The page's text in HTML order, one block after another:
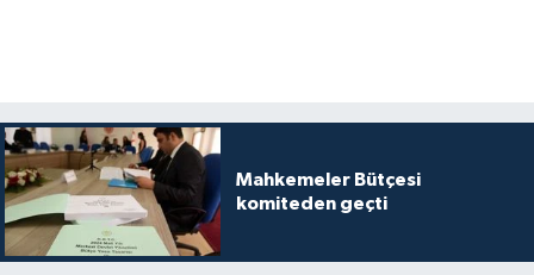
Mahkemeler Bütçesi
komiteden geçti